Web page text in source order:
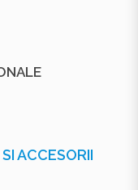
ACCESORII